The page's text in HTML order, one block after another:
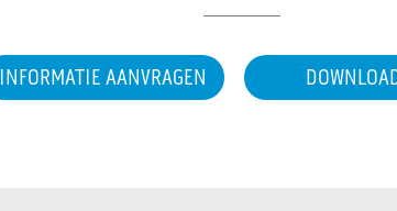
INFORMATIE AANVRAGEN